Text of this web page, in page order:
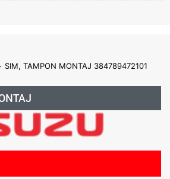
SIM, TAMPON MONTAJ 384789472101